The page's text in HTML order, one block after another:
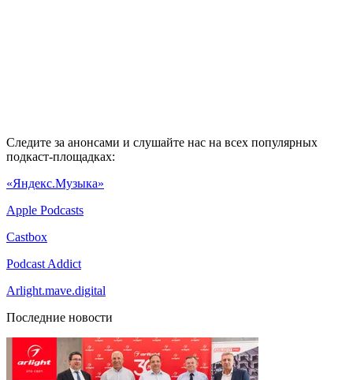
Следите за анонсами и слушайте нас на всех популярных
подкаст-площадках:
«Яндекс.Музыка»
Apple Podcasts
Castbox
Podcast Addict
Arlight.mave.digital
Последние новости